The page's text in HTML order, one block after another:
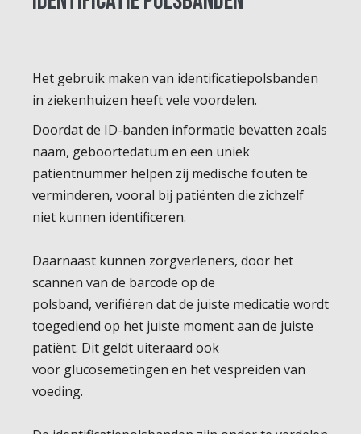
Het gebruik maken van identificatiepolsbanden
in ziekenhuizen heeft vele voordelen.
Doordat de ID-banden informatie bevatten zoals
naam, geboortedatum en een uniek
patiëntnummer helpen zij medische fouten te
verminderen, vooral bij patiënten die zichzelf
niet kunnen identificeren.
Daarnaast kunnen zorgverleners, door het
scannen van de barcode op de
polsband, verifiëren dat de juiste medicatie wordt
toegediend op het juiste moment aan de juiste
patiënt. Dit geldt uiteraard ook
voor glucosemetingen en het vespreiden van
voeding.